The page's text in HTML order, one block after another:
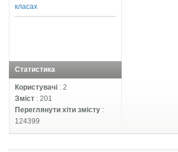
класах
Статистика
Користувачі : 2
Зміст : 201
Переглянути хіти змісту :
124399